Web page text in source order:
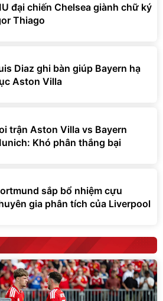
đại chiến Chelsea giành chữ ký
Thiago
Diaz ghi bàn giúp Bayern hạ
Aston Villa
trận Aston Villa vs Bayern
Khó phân thắng bại
sắp bổ nhiệm cựu
gia phân tích của Liverpool